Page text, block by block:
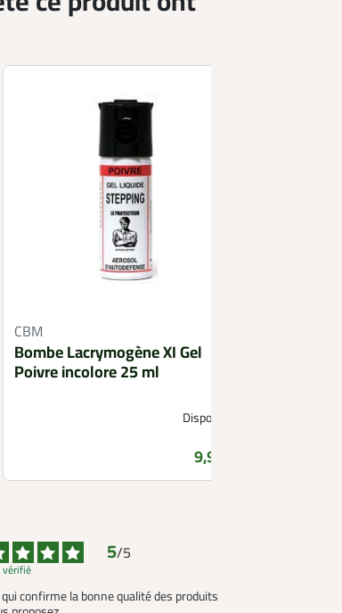
CBM
Bombe Lacrymogène XI Gel
Poivre incolore 25 ml
Disponible
Prix
9,99 €
5/5
vérifié
confirme la bonne qualité des produits